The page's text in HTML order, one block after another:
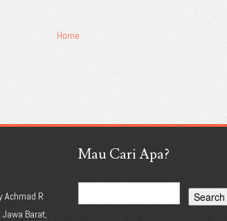
Home
Achmad R
Jawa Barat,
Mau Cari Apa?